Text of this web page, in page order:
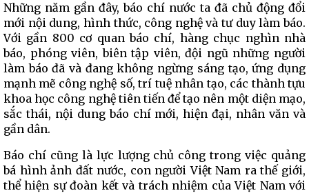
Những năm gần đây, báo chí nước ta đã chủ động đổi
mới nội dung, hình thức, công nghệ và tư duy làm báo.
Với gần 800 cơ quan báo chí, hàng chục nghìn nhà
báo, phóng viên, biên tập viên, đội ngũ những người
làm báo đã và đang không ngừng sáng tạo, ứng dụng
mạnh mẽ công nghệ số, trí tuệ nhân tạo, các thành tựu
khoa học công nghệ tiên tiến để tạo nên một diện mạo,
sắc thái, nội dung báo chí mới, hiện đại, nhân văn và
gần dân.
Báo chí cũng là lực lượng chủ công trong việc quảng
bá hình ảnh đất nước, con người Việt Nam ra thế giới,
thể hiện sự đoàn kết và trách nhiệm của Việt Nam với